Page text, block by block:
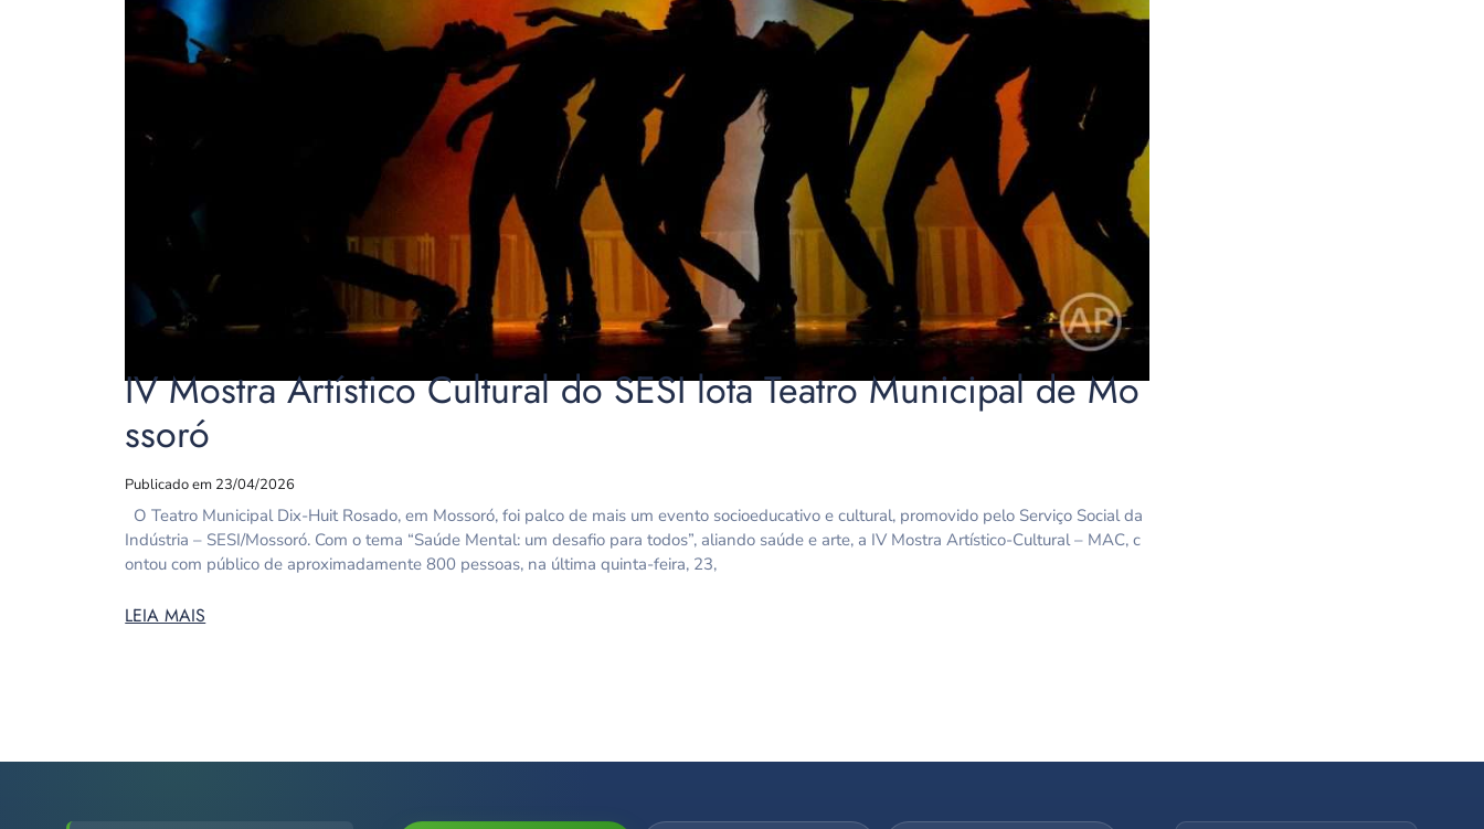
IV Mostra Artístico Cultural do SESI lota Teatro Municipal de Mo
ssoró
Publicado em 23/04/2026
O Teatro Municipal Dix-Huit Rosado, em Mossoró, foi palco de mais um evento socioeducativo e cultural, promovido pelo Serviço Social da
Indústria – SESI/Mossoró. Com o tema “Saúde Mental: um desafio para todos”, aliando saúde e arte, a IV Mostra Artístico-Cultural – MAC, c
ontou com público de aproximadamente 800 pessoas, na última quinta-feira, 23,
LEIA MAIS